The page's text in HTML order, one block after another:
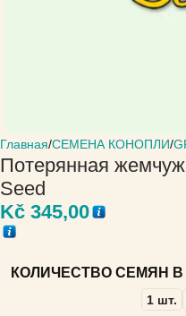
Главная СЕМЕНА КОНОПЛИ
Потерянная
Seed
Kč 345,00
КОЛИЧЕСТВО СЕМЯН В
1 шт.